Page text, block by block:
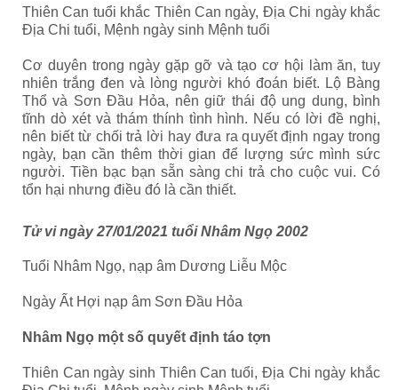
Thiên Can tuổi khắc Thiên Can ngày, Địa Chi ngày khắc
Địa Chi tuổi, Mệnh ngày sinh Mệnh tuổi
Cơ duyên trong ngày gặp gỡ và tạo cơ hội làm ăn, tuy
nhiên trắng đen và lòng người khó đoán biết. Lộ Bàng
Thổ và Sơn Đầu Hỏa, nên giữ thái độ ung dung, bình
tĩnh dò xét và thám thính tình hình. Nếu có lời đề nghị,
nên biết từ chối trả lời hay đưa ra quyết định ngay trong
ngày, bạn cần thêm thời gian để lượng sức mình sức
người. Tiền bạc bạn sẵn sàng chi trả cho cuộc vui. Có
tổn hại nhưng điều đó là cần thiết.
Tử vi ngày 27/01/2021 tuổi Nhâm Ngọ 2002
Tuổi Nhâm Ngọ, nạp âm Dương Liễu Mộc
Ngày Ất Hợi nạp âm Sơn Đầu Hỏa
Nhâm Ngọ một số quyết định táo tợn
Thiên Can ngày sinh Thiên Can tuổi, Địa Chi ngày khắc